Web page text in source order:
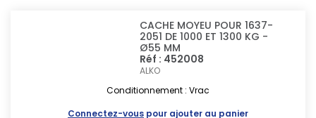
CACHE MOYEU POUR 1637-
2051 DE 1000 ET 1300 KG -
Ø55 MM
Réf : 452008
ALKO
Conditionnement : Vrac
Connectez-vous pour ajouter au panier